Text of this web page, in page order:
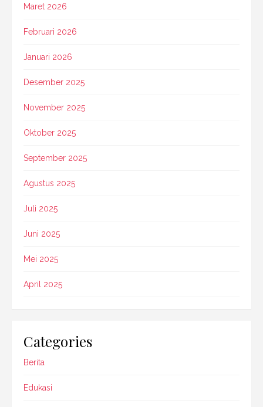
Maret 2026
Februari 2026
Januari 2026
Desember 2025
November 2025
Oktober 2025
September 2025
Agustus 2025
Juli 2025
Juni 2025
Mei 2025
April 2025
Categories
Berita
Edukasi